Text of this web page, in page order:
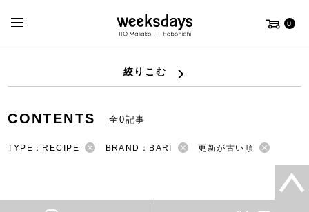
0
絞りこむ
CONTENTS 全0記事
TYPE：RECIPE BRAND：BARI 更新が古い順